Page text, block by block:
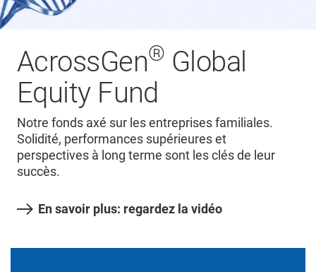
AcrossGen® Global
Equity Fund
Notre fonds axé sur les entreprises familiales.
Solidité, performances supérieures et
perspectives à long terme sont les clés de leur
succès.
En savoir plus: regardez la vidéo